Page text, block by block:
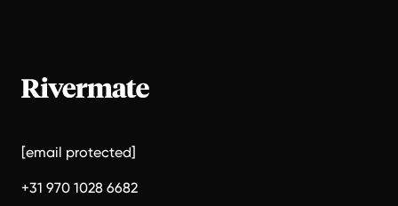
[email protected]
+31 970 1028 6682